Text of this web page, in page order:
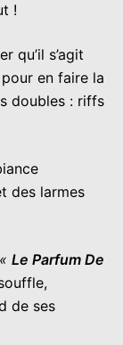
!
qu’il s’agit
en faire la
doubles : riffs
des larmes
« Le Parfum De
de ses